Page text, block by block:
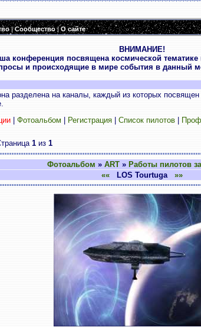
|Сообщество|О сайте
ВНИМАНИЕ!
конференция посвящена космической
и происходящие в мире события в данный
разделена на каналы, каждый из которых
| Фотоальбом Регистрация| Список пилотов|
1из 1
Фотоальбом » ART» Работы пилотов
«« LOS Tourtuga »»